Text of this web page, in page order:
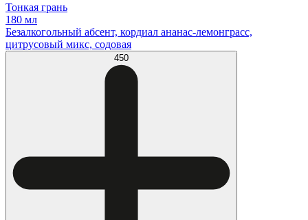
Тонкая грань
180 мл
Безалкогольный абсент, кордиал ананас-лемонграсс,
цитрусовый микс, содовая
450